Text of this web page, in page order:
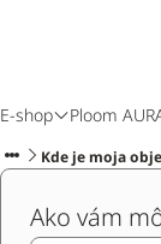
E-shop Ploom
Kde je moja
Ako vám